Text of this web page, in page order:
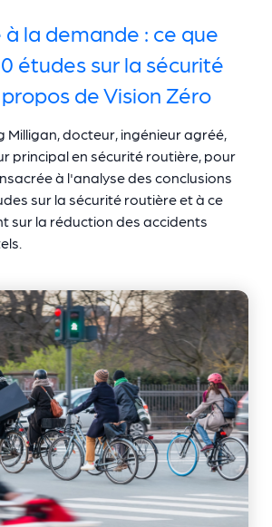
la demande : ce que
études sur la sécurité
de Vision Zéro
Milligan, docteur, ingénieur agréé,
principal en sécurité routière, pour
à l'analyse des conclusions
sur la sécurité routière et à ce
sur la réduction des accidents